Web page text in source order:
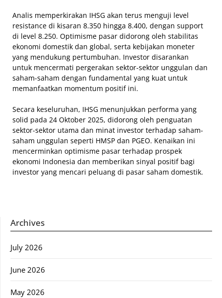
Analis memperkirakan IHSG akan terus menguji level
resistance di kisaran 8.350 hingga 8.400, dengan support
di level 8.250. Optimisme pasar didorong oleh stabilitas
ekonomi domestik dan global, serta kebijakan moneter
yang mendukung pertumbuhan. Investor disarankan
untuk mencermati pergerakan sektor-sektor unggulan dan
saham-saham dengan fundamental yang kuat untuk
memanfaatkan momentum positif ini.
Secara keseluruhan, IHSG menunjukkan performa yang
solid pada 24 Oktober 2025, didorong oleh penguatan
sektor-sektor utama dan minat investor terhadap saham-
saham unggulan seperti HMSP dan PGEO. Kenaikan ini
mencerminkan optimisme pasar terhadap prospek
ekonomi Indonesia dan memberikan sinyal positif bagi
investor yang mencari peluang di pasar saham domestik.
Archives
July 2026
June 2026
May 2026